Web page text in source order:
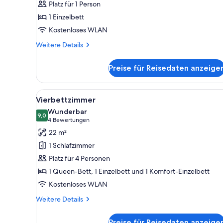
Platz für 1 Person
1 Einzelbett
Kostenloses WLAN
Weitere Details
Weitere
Preise für Reisedaten
Alle
Fotos
für
Vierbettzimmer
anzeigen
Ein Hotelzimmer mit zwei
7
Vierbettzimmer
9,09,0 von 10
Wunderbar
4 Bewertungen
(4
Bewertungen)
22 m²
1 Schlafzimmer
Platz für 4 Personen
1 Queen-Bett, 1 Einzelbett und 1 Komfort-Einzelbett
Kostenloses WLAN
Weitere Details
Weitere